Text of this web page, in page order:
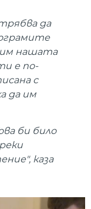
да
нашата
е по-
с
да им
би било
каза